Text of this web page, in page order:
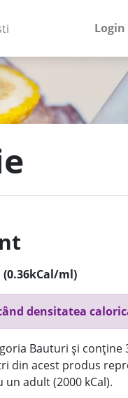
Login
ml)
densitatea
Bauturi și conține
din acest produs
adult (2000 kCal).